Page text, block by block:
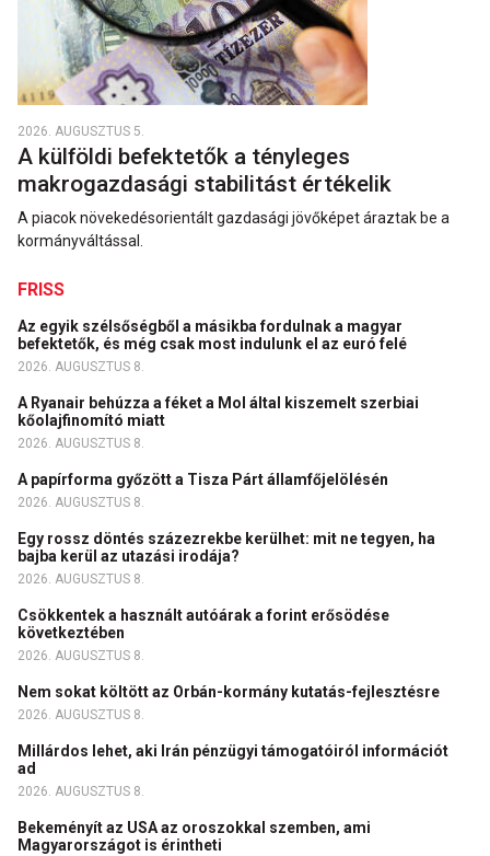
2026. AUGUSZTUS 5.
A külföldi befektetők a tényleges
makrogazdasági stabilitást értékelik
A piacok növekedésorientált gazdasági jövőképet áraztak be a
kormányváltással.
FRISS
Az egyik szélsőségből a másikba fordulnak a magyar
befektetők, és még csak most indulunk el az euró felé
2026. AUGUSZTUS 8.
A Ryanair behúzza a féket a Mol által kiszemelt szerbiai
kőolajfinomító miatt
2026. AUGUSZTUS 8.
A papírforma győzött a Tisza Párt államfőjelölésén
2026. AUGUSZTUS 8.
Egy rossz döntés százezrekbe kerülhet: mit ne tegyen, ha
bajba kerül az utazási irodája?
2026. AUGUSZTUS 8.
Csökkentek a használt autóárak a forint erősödése
következtében
2026. AUGUSZTUS 8.
Nem sokat költött az Orbán-kormány kutatás-fejlesztésre
2026. AUGUSZTUS 8.
Millárdos lehet, aki Irán pénzügyi támogatóiról információt
ad
2026. AUGUSZTUS 8.
Bekeményít az USA az oroszokkal szemben, ami
Magyarországot is érintheti